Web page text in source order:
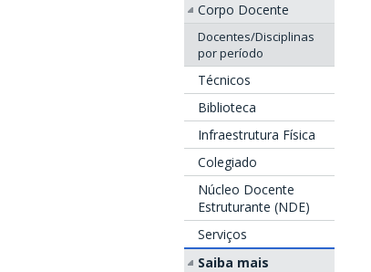
Corpo Docente
Docentes/Disciplinas
por período
Técnicos
Biblioteca
Infraestrutura Física
Colegiado
Núcleo Docente
Estruturante (NDE)
Serviços
Saiba mais